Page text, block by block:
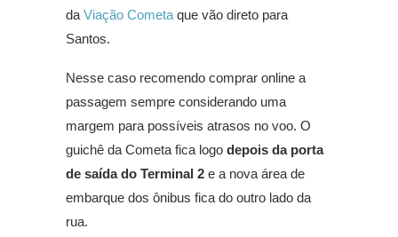
da Viação Cometa que vão direto para
Santos.
Nesse caso recomendo comprar online a
passagem sempre considerando uma
margem para possíveis atrasos no voo. O
guichê da Cometa fica logo depois da porta
de saída do Terminal 2 e a nova área de
embarque dos ônibus fica do outro lado da
rua.